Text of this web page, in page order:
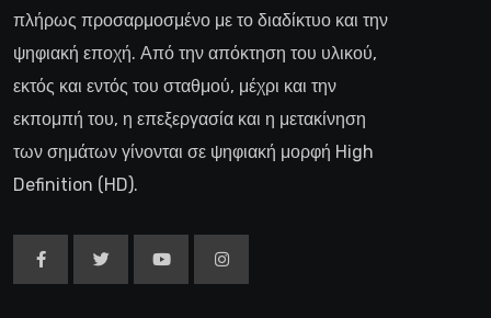
πλήρως προσαρμοσμένο με το διαδίκτυο και την
ψηφιακή εποχή. Από την απόκτηση του υλικού,
εκτός και εντός του σταθμού, μέχρι και την
εκπομπή του, η επεξεργασία και η μετακίνηση
των σημάτων γίνονται σε ψηφιακή μορφή High
Definition (HD).